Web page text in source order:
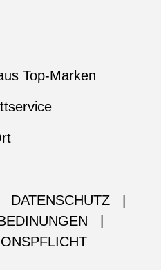
Top-Marken
DATENSCHUTZ